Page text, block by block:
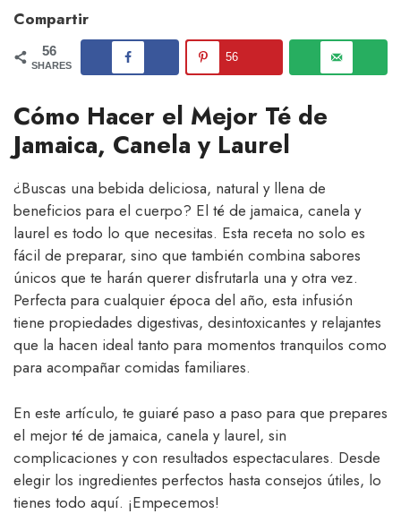
Compartir
56
SHARES
56
Cómo Hacer el Mejor Té de
Jamaica, Canela y Laurel
¿Buscas una bebida deliciosa, natural y llena de
beneficios para el cuerpo? El té de jamaica, canela y
laurel es todo lo que necesitas. Esta receta no solo es
fácil de preparar, sino que también combina sabores
únicos que te harán querer disfrutarla una y otra vez.
Perfecta para cualquier época del año, esta infusión
tiene propiedades digestivas, desintoxicantes y relajantes
que la hacen ideal tanto para momentos tranquilos como
para acompañar comidas familiares.
En este artículo, te guiaré paso a paso para que prepares
el mejor té de jamaica, canela y laurel, sin
complicaciones y con resultados espectaculares. Desde
elegir los ingredientes perfectos hasta consejos útiles, lo
tienes todo aquí. ¡Empecemos!